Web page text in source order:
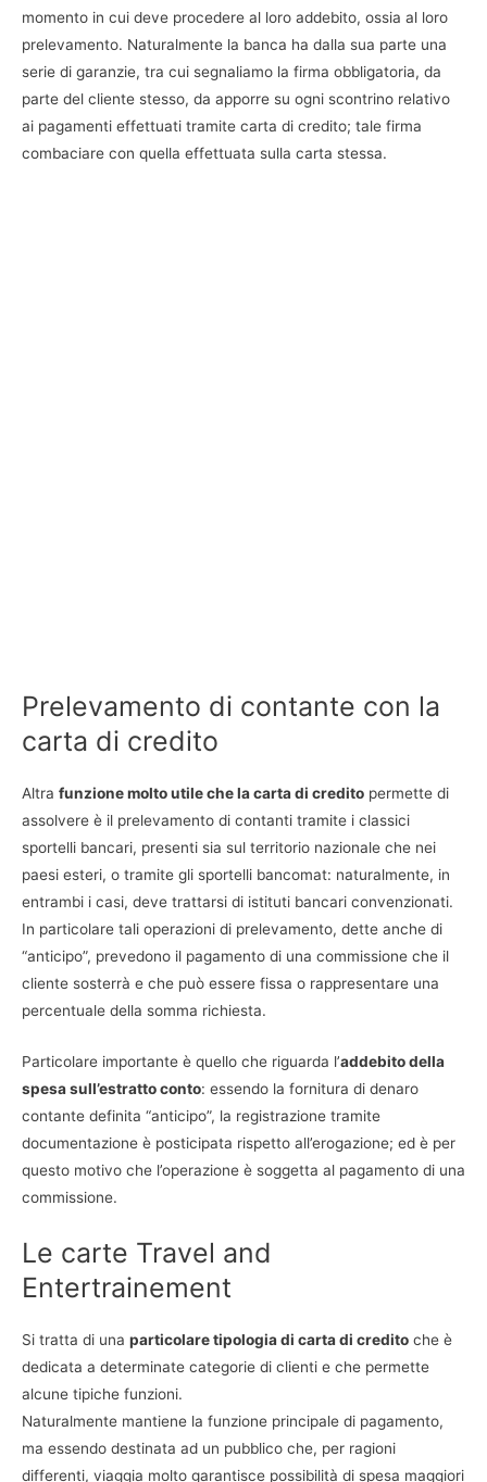
momento in cui deve procedere al loro addebito, ossia al loro
prelevamento. Naturalmente la banca ha dalla sua parte una
serie di garanzie, tra cui segnaliamo la firma obbligatoria, da
parte del cliente stesso, da apporre su ogni scontrino relativo
ai pagamenti effettuati tramite carta di credito; tale firma
combaciare con quella effettuata sulla carta stessa.
Prelevamento di contante con la
carta di credito
Altra funzione molto utile che la carta di credito permette di
assolvere è il prelevamento di contanti tramite i classici
sportelli bancari, presenti sia sul territorio nazionale che nei
paesi esteri, o tramite gli sportelli bancomat: naturalmente, in
entrambi i casi, deve trattarsi di istituti bancari convenzionati.
In particolare tali operazioni di prelevamento, dette anche di
“anticipo”, prevedono il pagamento di una commissione che il
cliente sosterrà e che può essere fissa o rappresentare una
percentuale della somma richiesta.
Particolare importante è quello che riguarda l’addebito della
spesa sull’estratto conto: essendo la fornitura di denaro
contante definita “anticipo”, la registrazione tramite
documentazione è posticipata rispetto all’erogazione; ed è per
questo motivo che l’operazione è soggetta al pagamento di una
commissione.
Le carte Travel and
Entertrainement
Si tratta di una particolare tipologia di carta di credito che è
dedicata a determinate categorie di clienti e che permette
alcune tipiche funzioni.
Naturalmente mantiene la funzione principale di pagamento,
ma essendo destinata ad un pubblico che, per ragioni
differenti, viaggia molto garantisce possibilità di spesa maggiori